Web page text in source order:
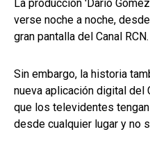
La producción 'Darío
verse noche a noche,
gran pantalla del Canal RCN.
Sin embargo, la historia
nueva aplicación digital del
que los televidentes
desde cualquier lugar y no